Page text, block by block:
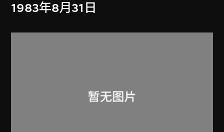
1983年8月31日